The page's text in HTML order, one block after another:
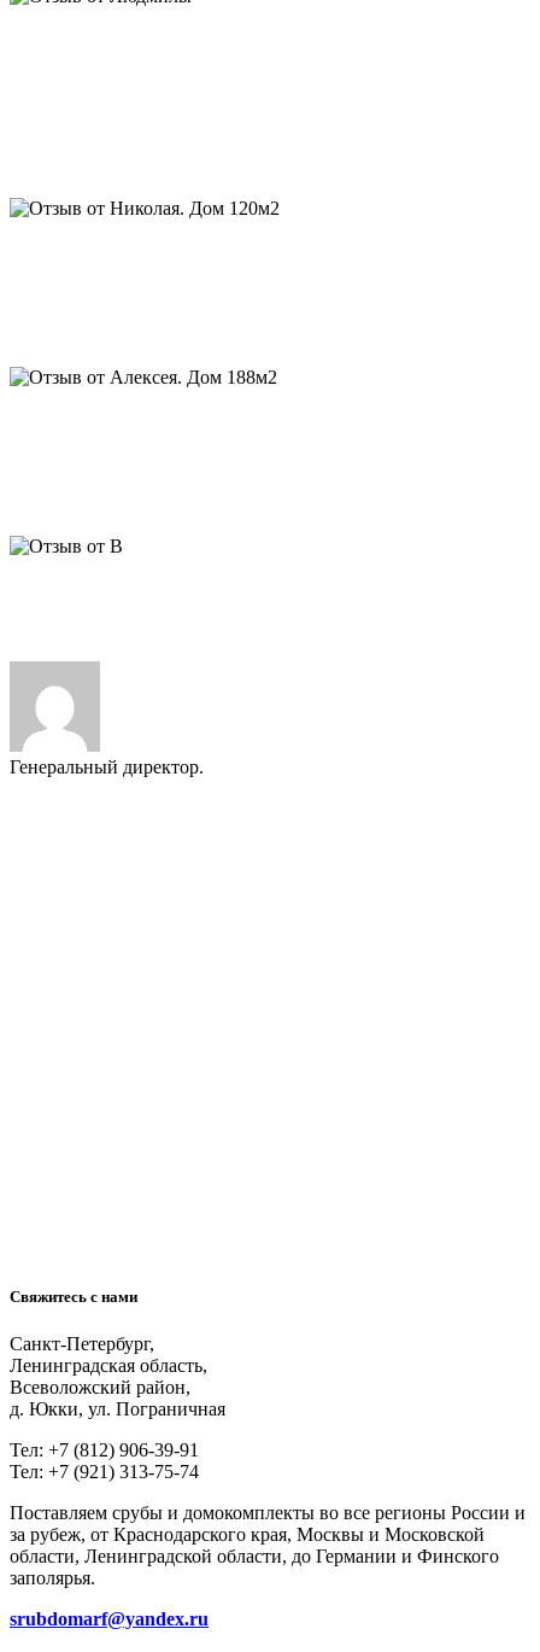
Генеральный директор.
Свяжитесь с нами
Санкт-Петербург,
Ленинградская область,
Всеволожский район,
д. Юкки, ул. Пограничная
Тел: +7 (812) 906-39-91
Тел: +7 (921) 313-75-74
Поставляем срубы и домокомплекты во все регионы России и
за рубеж, от Краснодарского края, Москвы и Московской
области, Ленинградской области, до Германии и Финского
заполярья.
srubdomarf@yandex.ru